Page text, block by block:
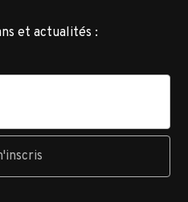
et actualités :